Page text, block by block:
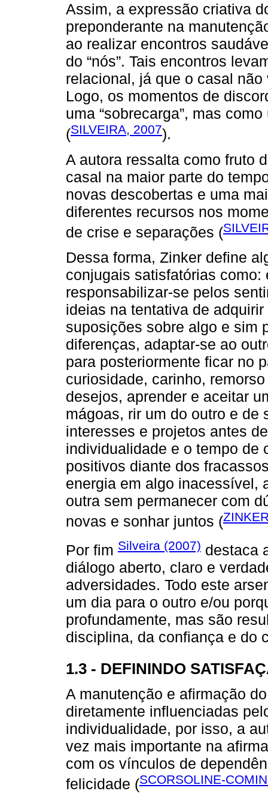
Assim, a expressão criativa
preponderante na
ao realizar encontros
do “nós”. Tais encontros
relacional, já que o casal
Logo, os momentos de
uma “sobrecarga”, mas
(SILVEIRA, 2007).
A autora ressalta como fruto
casal na maior parte do
novas descobertas e uma
diferentes recursos nos
de crise e separações (
Dessa forma, Zinker define
conjugais satisfatórias como:
responsabilizar-se pelos
ideias na tentativa de
suposições sobre algo e sim
diferenças, adaptar-se ao
para posteriormente ficar no
curiosidade, carinho,
desejos, aprender e aceitar
mágoas, rir um do outro e de
interesses e projetos antes
individualidade e o tempo de
positivos diante dos
energia em algo inacessível,
outra sem permanecer com
novas e sonhar juntos (
Por fim Silveira (2007) destaca
diálogo aberto, claro e
adversidades. Todo este
um dia para o outro e/ou
profundamente, mas são
disciplina, da confiança e do
1.3 - DEFININDO
A manutenção e afirmação
diretamente influenciadas
individualidade, por isso, a
vez mais importante na
com os vínculos de
felicidade (SCORSOLINE-